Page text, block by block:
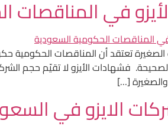
في المناقصات
تعتقد أن المناقصات الحكومية
الصحيحة. فشهادات الأيزو لا تقيّم حجم
[…]
الايزو في